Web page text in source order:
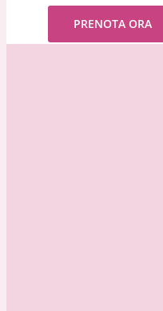
PRENOTA ORA